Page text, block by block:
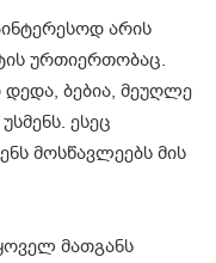
არის
ურთიერთობაც.
ბებია, მეუღლე
ესეც
მოსწავლეებს მის
მათგანს